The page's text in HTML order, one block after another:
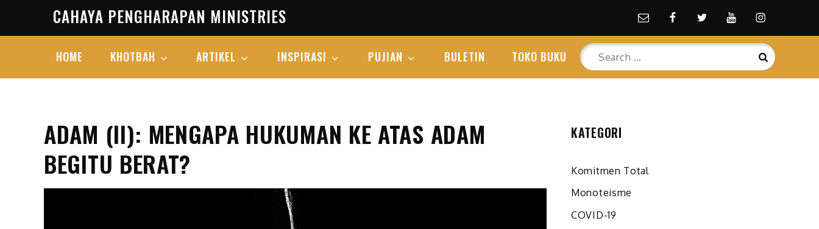
content
CAHAYA PENGHARAPAN MINISTRIES Email facebookTwitterYoutubeInstagram
HOME KHOTBAH ARTIKEL INSPIRASI PUJIAN BULETIN TOKO BUKU
Search
for:
Search
ADAM (II): MENGAPA HUKUMAN KE ATAS ADAM
BEGITU BERAT?
KATEGORI
Komitmen Total
Monoteisme
COVID-19